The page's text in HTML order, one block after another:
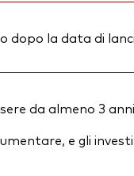
dopo la data di
da almeno 3
e gli